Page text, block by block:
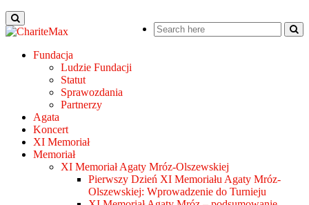
Fundacja
Ludzie Fundacji
Statut
Sprawozdania
Partnerzy
Agata
Koncert
XI Memoriał
Memoriał
XI Memoriał Agaty Mróz-Olszewskiej
Pierwszy Dzień XI Memoriału Agaty Mróz-
Olszewskiej: Wprowadzenie do Turnieju